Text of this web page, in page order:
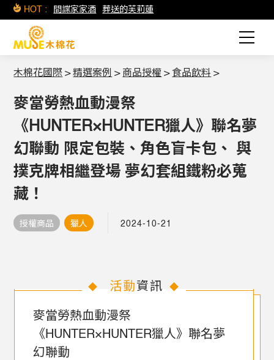
HOT : 間諜家家酒 葬送的芙莉蓮
木棉花國際 >精選案例 > 商品授權 > 食品飲料 >
麥當勞熱血動漫祭
《HUNTER×HUNTER獵人》聯名夢
幻聯動 限定包裝、角色盲卡包、 與
撲克牌相繼登場 夢幻套組鐵粉必蒐
藏！
授權商品 獵人 2024-10-21
◆ 活動 資訊 ◆
麥當勞熱血動漫祭
《HUNTER×HUNTER獵人》聯名夢
幻聯動